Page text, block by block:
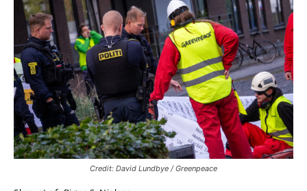
Credit: David Lundbye / Greenpeace